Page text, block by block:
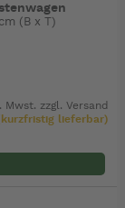
(B x T)
Mwst. zzgl.Versand
lieferbar)